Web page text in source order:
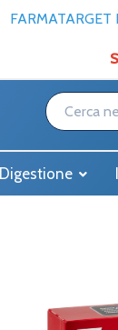
Digestione